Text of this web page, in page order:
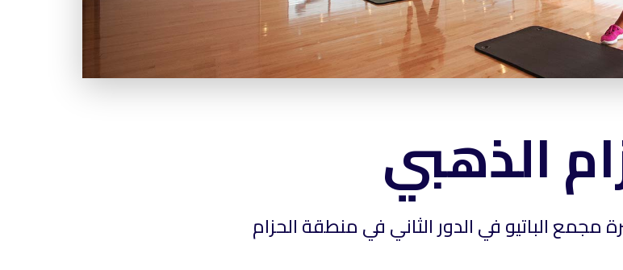
الذهبي
الباتيو في الدور الثاني في منطقة الحزام